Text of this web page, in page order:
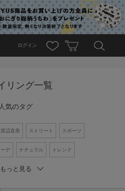
ログイン
リング一覧
人気のタグ
渡辺直美 ストリート スポーツ
デ ナチュラル トレンド
再入荷アイテム
ワンピース シャツコーデ
もっと見る